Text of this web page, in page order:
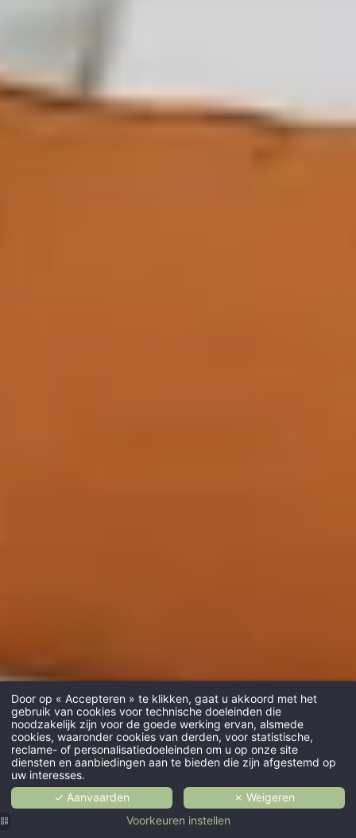
Door op « Accepteren » te klikken, gaat u akkoord met het
gebruik van cookies voor technische doeleinden die
noodzakelijk zijn voor de goede werking ervan, alsmede
cookies, waaronder cookies van derden, voor statistische,
reclame- of personalisatiedoeleinden om u op onze site
diensten en aanbiedingen aan te bieden die zijn afgestemd op
uw interesses.
✓ Aanvaarden
✗ Weigeren
Voorkeuren instellen